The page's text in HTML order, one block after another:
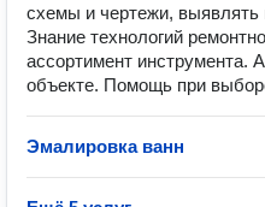
схемы и чертежи, выявлять
Знание технологий
ассортимент инструмента.
объекте. Помощь при
Эмалировка ванн